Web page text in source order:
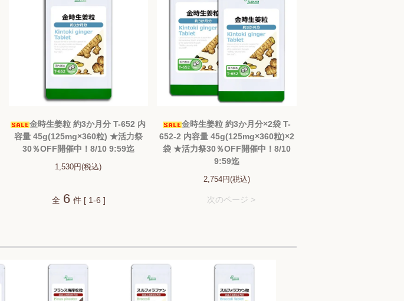
金時生姜粒 約3か月分 T-652 内
容量 45g(125mg×360粒) ★活力祭
30％OFF開催中！8/10 9:59迄
1,530円(税込)
金時生姜粒 約3か月分×2袋 T-
652-2 内容量 45g(125mg×360粒)×2
袋 ★活力祭30％OFF開催中！8/10
9:59迄
2,754円(税込)
次のページ >
全 6 件 [ 1-6 ]